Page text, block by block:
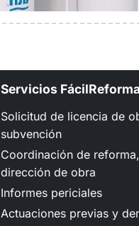
Servicios
Solicitud de licencia de
subvención
Coordinación de
dirección de obra
Informes periciales
Actuaciones previas y